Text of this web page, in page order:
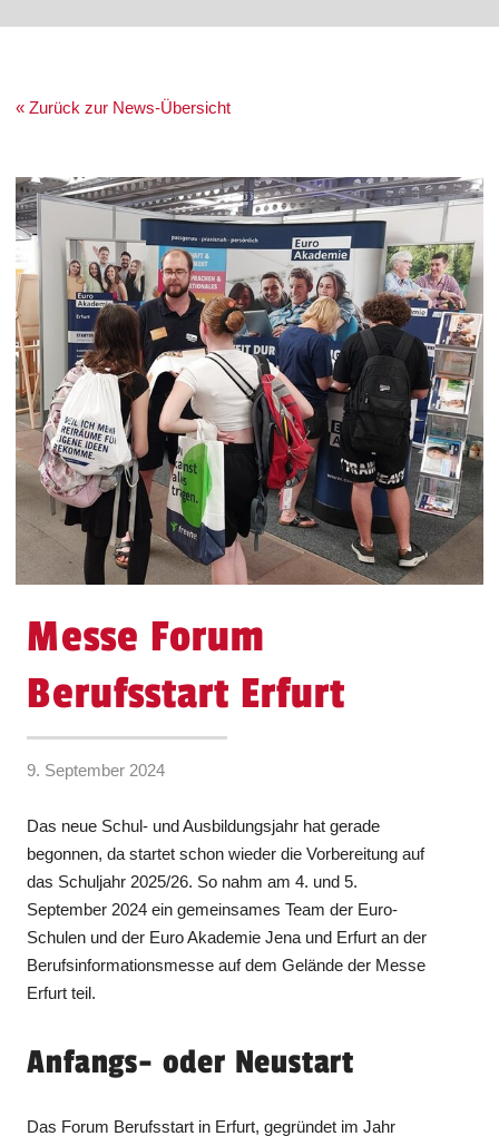
« Zurück zur News-Übersicht
Messe Forum
Berufsstart Erfurt
9. September 2024
Das neue Schul- und Ausbildungsjahr hat gerade
begonnen, da startet schon wieder die Vorbereitung auf
das Schuljahr 2025/26. So nahm am 4. und 5.
September 2024 ein gemeinsames Team der Euro-
Schulen und der Euro Akademie Jena und Erfurt an der
Berufsinformationsmesse auf dem Gelände der Messe
Erfurt teil.
Anfangs- oder Neustart
Das Forum Berufsstart in Erfurt, gegründet im Jahr